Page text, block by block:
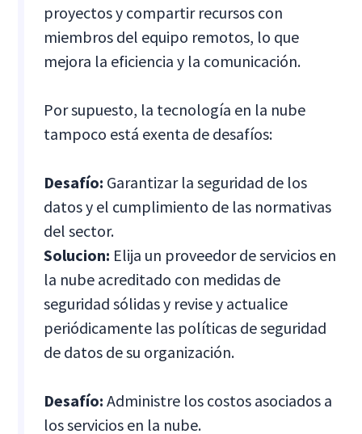
proyectos y compartir recursos con
miembros del equipo remotos, lo que
mejora la eficiencia y la comunicación.
Por supuesto, la tecnología en la nube
tampoco está exenta de desafíos:
Desafío: Garantizar la seguridad de los
datos y el cumplimiento de las normativas
del sector.
Solucion: Elija un proveedor de servicios en
la nube acreditado con medidas de
seguridad sólidas y revise y actualice
periódicamente las políticas de seguridad
de datos de su organización.
Desafío: Administre los costos asociados a
los servicios en la nube.